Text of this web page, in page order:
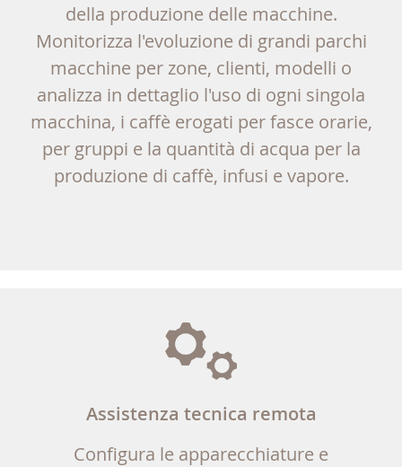
della produzione delle macchine.
Monitorizza l'evoluzione di grandi parchi
macchine per zone, clienti, modelli o
analizza in dettaglio l'uso di ogni singola
macchina, i caffè erogati per fasce orarie,
per gruppi e la quantità di acqua per la
produzione di caffè, infusi e vapore.
Assistenza tecnica remota
Configura le apparecchiature e